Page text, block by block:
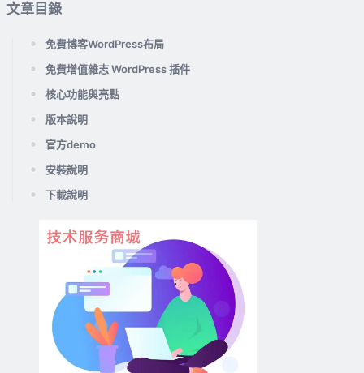
文章目錄
免費博客WordPress布局
免費增值雜志 WordPress 插件
核心功能與亮點
版本說明
官方demo
安裝說明
下載說明